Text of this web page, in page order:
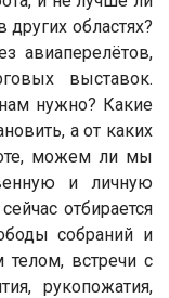
областях?
авиаперелётов,
выставок.
нужно? Какие
а от каких
можем ли мы
и личную
отбирается
собраний и
телом, встречи с
рукопожатия,